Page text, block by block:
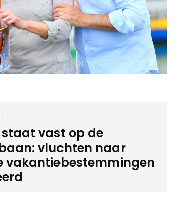
vast op de
vluchten naar
vakantiebestemmingen